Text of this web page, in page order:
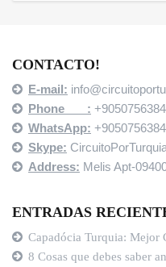
CONTACTO!
E-mail:
Phone :
WhatsApp:
Skype:
Address: Melis Apt-
ENTRADAS
Capadócia Turquia: Mejor
8 Cosas que debes saber